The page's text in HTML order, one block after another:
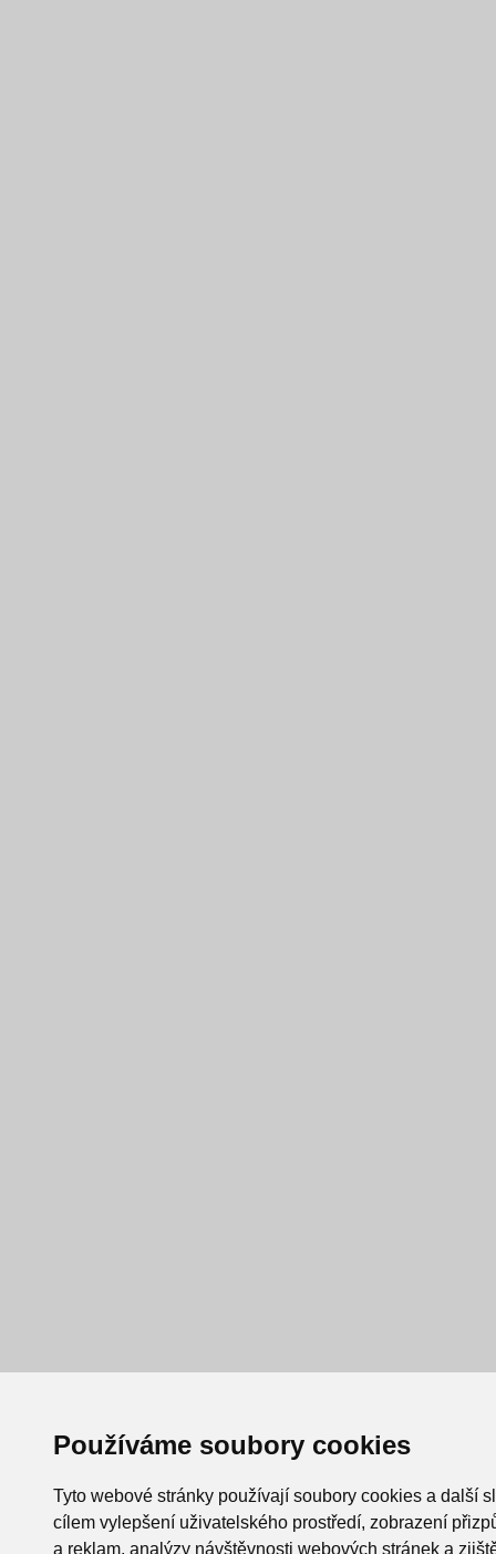
Používáme soubory cookies
Tyto webové stránky používají soubory cookies a další
cílem vylepšení uživatelského prostředí, zobrazení
a reklam, analýzy návštěvnosti webových stránek a